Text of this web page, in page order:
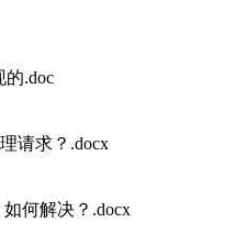
的.doc
请求？.docx
何解决？.docx